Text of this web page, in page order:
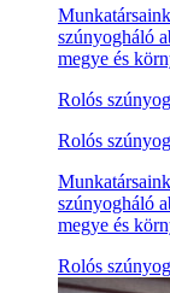
szúnyogháló
megye és
Rolós
Rolós
szúnyogháló
megye és
Rolós